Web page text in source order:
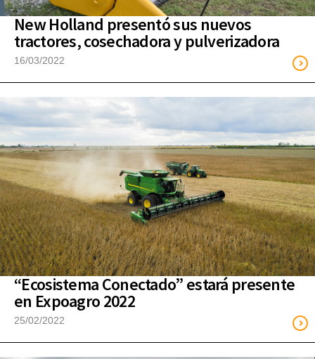
New Holland presentó sus nuevos
tractores, cosechadora y pulverizadora
16/03/2022
“Ecosistema Conectado” estará presente
en Expoagro 2022
25/02/2022